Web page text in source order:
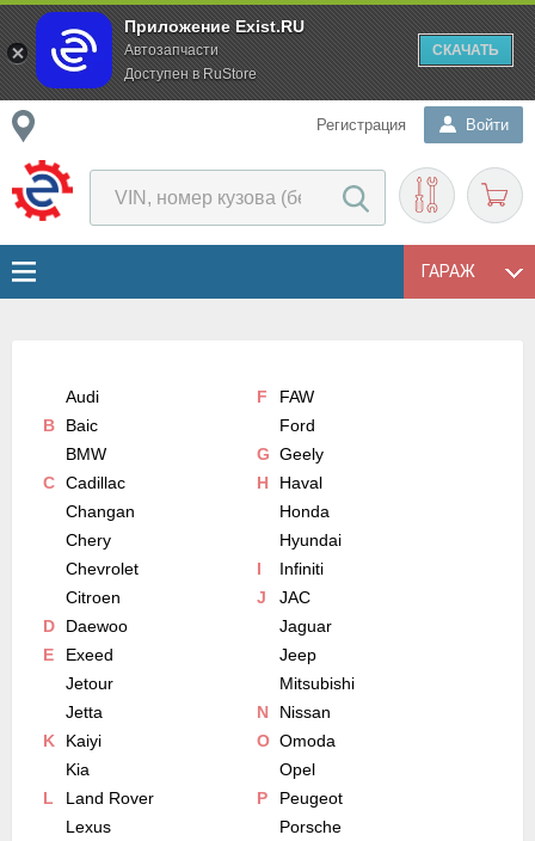
Приложение Exist.RU
Автозапчасти
Доступен в RuStore
СКАЧАТЬ
Регистрация Войти
ГАРАЖ
Audi
B
Baic
BMW
C Cadillac
Changan
Chery
Chevrolet
Citroen
D
Daewoo
E
Exeed
F
FAW
Ford
G Geely
H
Haval
Honda
Hyundai
I
Infiniti
J
JAC
Jaguar
Jeep
Jetour
Jetta
K
Kaiyi
Kia
L
Land Rover
Lexus
Mitsubishi
N
Nissan
O Omoda
Opel
P
Peugeot
Porsche